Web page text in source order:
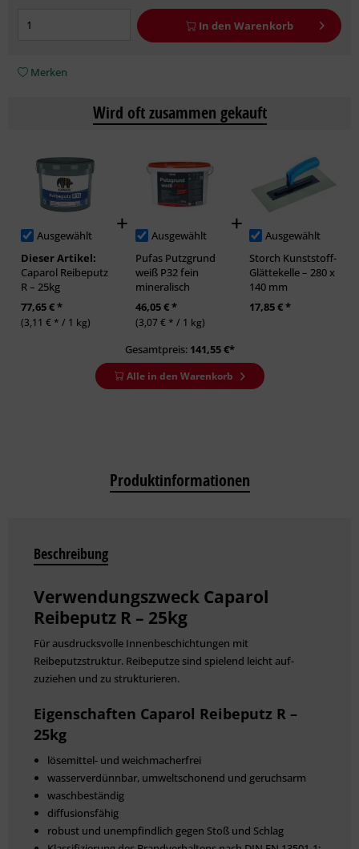
In den Warenkorb
Merken
Wird oft zusammen gekauft
Ausgewählt
Dieser Artikel:
Caparol Reibeputz
R – 25kg
77,65 € *
(3,11 € * / 1 kg)
Ausgewählt
Pufas Putzgrund
weiß P32 fein
mineralisch
46,05 € *
(3,07 € * / 1 kg)
Ausgewählt
Storch Kunststoff-
Glättekelle – 280 x
140 mm
17,85 € *
Gesamtpreis: 141,55€*
Alle in den Warenkorb
Produktinformationen
Beschreibung
Verwendungszweck Caparol
Reibeputz R – 25kg
Für ausdrucksvolle Innen­beschichtungen mit
Reibeputzstruktur. Reibeputze sind spielend leicht auf­
zuziehen und zu strukturieren.
Eigenschaften Caparol Reibeputz R –
25kg
lösemittel- und weichmacherfrei
wasserverdünnbar, umweltschonend und geruchsarm
waschbeständig
diffusionsfähig
robust und unempfindlich gegen Stoß und Schlag